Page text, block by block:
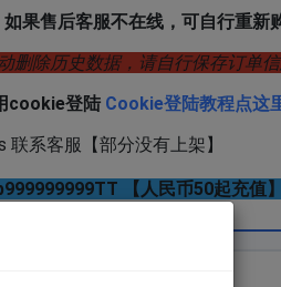
果售后客服不在线，可自行重新
删除历史数据，请自行保存订单
登陆 Cookie登陆教程点这
【部分没有上架】
【人民币50起充值】